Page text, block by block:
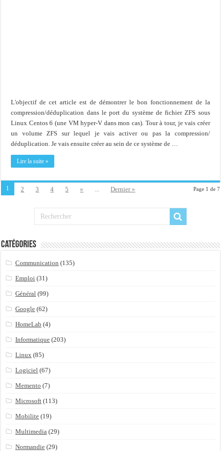
L'objectif de cet article est de démontrer le bon fonctionnement de la
compression/déduplication dans le port du système de fichier ZFS sous
Linux Centos 6 (une VM hyper-V dans mon cas). Tour à tour, je vais créer
un volume ZFS sur lequel je vais activer ou pas la compression/
déduplication. Je vais ensuite créer au sein de ce système de …
Lire la suite »
Page 1 de 7
1 2 3 4 5 » Dernier »
Catégories
Communication (135)
Emploi (31)
Général (99)
Google (62)
HomeLab (4)
Informatique (203)
Linux (85)
Logiciel (67)
Memento (7)
Microsoft (113)
Mobilite (19)
Multimedia (29)
Normandie (29)